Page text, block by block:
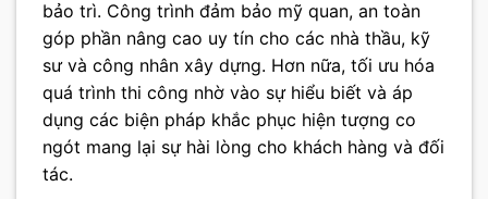
bảo trì. Công trình đảm bảo mỹ quan, an toàn
góp phần nâng cao uy tín cho các nhà thầu, kỹ
sư và công nhân xây dựng. Hơn nữa, tối ưu hóa
quá trình thi công nhờ vào sự hiểu biết và áp
dụng các biện pháp khắc phục hiện tượng co
ngót mang lại sự hài lòng cho khách hàng và đối
tác.